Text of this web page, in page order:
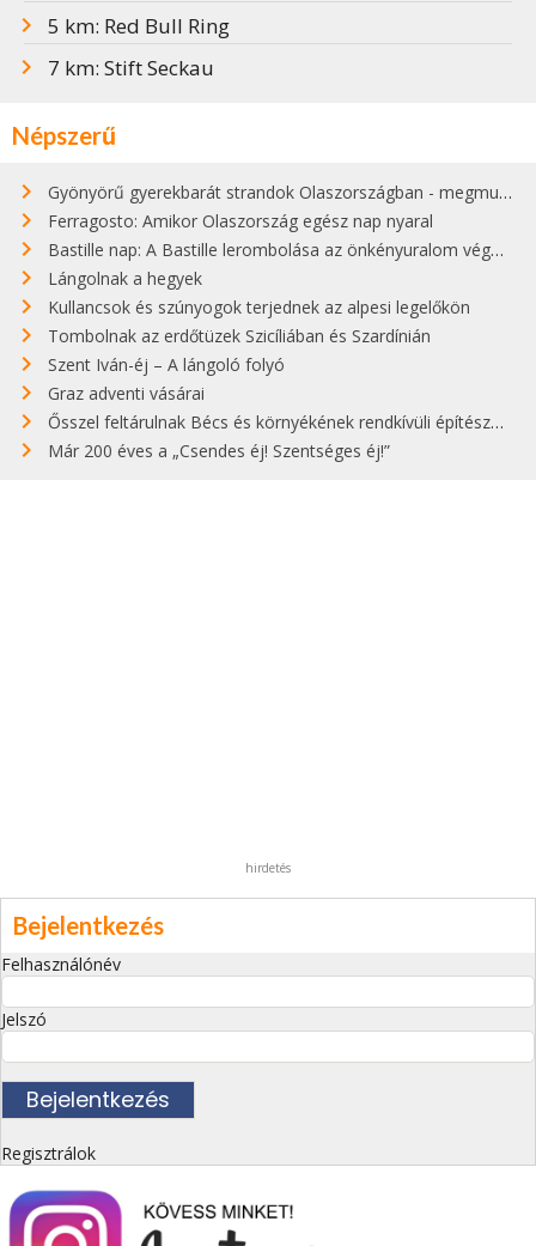
5 km: Red Bull Ring
7 km: Stift Seckau
Népszerű
Gyönyörű gyerekbarát strandok Olaszországban - megmutatjuk a 15 legjobbat
Ferragosto: Amikor Olaszország egész nap nyaral
Bastille nap: A Bastille lerombolása az önkényuralom végét jelentette
Lángolnak a hegyek
Kullancsok és szúnyogok terjednek az alpesi legelőkön
Tombolnak az erdőtüzek Szicíliában és Szardínián
Szent Iván-éj – A lángoló folyó
Graz adventi vásárai
Ősszel feltárulnak Bécs és környékének rendkívüli építészeti kincsei
Már 200 éves a „Csendes éj! Szentséges éj!”
hirdetés
Bejelentkezés
Felhasználónév
Jelszó
Regisztrálok